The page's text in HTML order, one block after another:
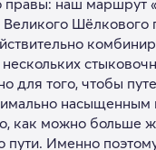
правы: наш маршрут
Великого Шёлкового
нескольких
для того, чтобы
насыщенным
как можно больше
пути. Именно